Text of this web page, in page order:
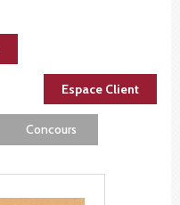
Espace Client
Concours